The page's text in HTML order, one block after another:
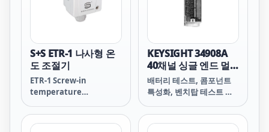
S+S ETR-1 나사형 온
도 조절기
ETR-1 Screw-in
temperature
KEYSIGHT 34908A
40채널 싱글 엔드 멀
티플렉서 모듈,
34970A/34972A용
배터리 테스트, 콤포넌트
특성화, 벤치탑 테스트 등
밀도가 필요하면
34970A/34972A 데이터 수